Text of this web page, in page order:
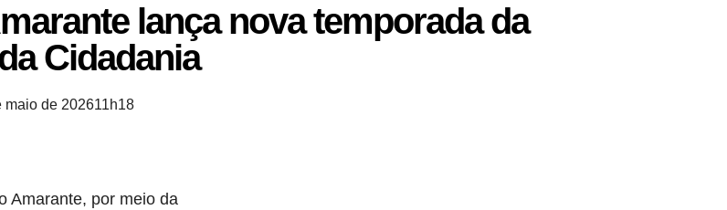
lança nova temporada da
Cidadania
maio de 202611h18
Amarante, por meio da